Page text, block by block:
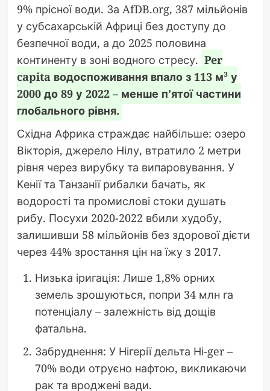
9% прісної води. За AfDB.org, 387 мільйонів
у субсахарській Африці без доступу до
безпечної води, а до 2025 половина
континенту в зоні водного стресу. Per
capita водоспоживання впало з 113 м³ у
2000 до 89 у 2022 – менше п’ятої частини
глобального рівня.
Східна Африка страждає найбільше: озеро
Вікторія, джерело Нілу, втратило 2 метри
рівня через вирубку та випаровування. У
Кенії та Танзанії рибалки бачать, як
водорості та промислові стоки душать
рибу. Посухи 2020-2022 вбили худобу,
залишивши 58 мільйонів без здорової дієти
через 44% зростання цін на їжу з 2017.
Низька іригація: Лише 1,8% орних
земель зрошуються, попри 34 млн га
потенціалу – залежність від дощів
фатальна.
Забруднення: У Нігерії дельта Ні-ger –
70% води отруєно нафтою, викликаючи
рак та вроджені вади.